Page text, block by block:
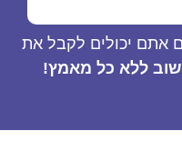
אתם יכולים לקבל את
ללא כל מאמץ!